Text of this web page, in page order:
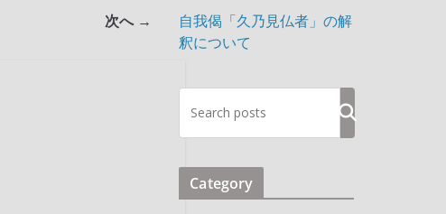
次へ →
自我偈「久乃見仏者」の解
釈について
検
索
Category